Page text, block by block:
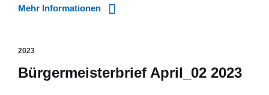
Mehr Informationen
2023
Bürgermeisterbrief April_02 2023